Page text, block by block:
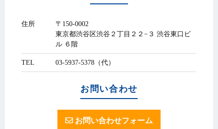
住所
〒150-0002
東京都渋谷区渋谷２丁目２２−３ 渋谷東口ビ
ル ６階
TEL 03-5937-5378（代）
お問い合わせ
お問い合わせフォーム